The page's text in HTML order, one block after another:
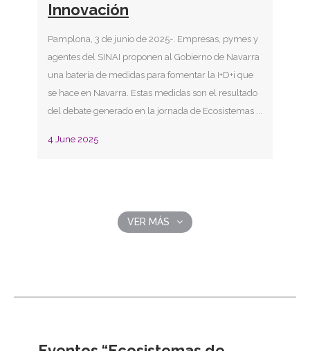
Innovación
Pamplona, 3 de junio de 2025-. Empresas, pymes y
agentes del SINAI proponen al Gobierno de Navarra
una batería de medidas para fomentar la I+D+i que
se hace en Navarra. Estas medidas son el resultado
del debate generado en la jornada de Ecosistemas ...
4 June 2025
VER MÁS